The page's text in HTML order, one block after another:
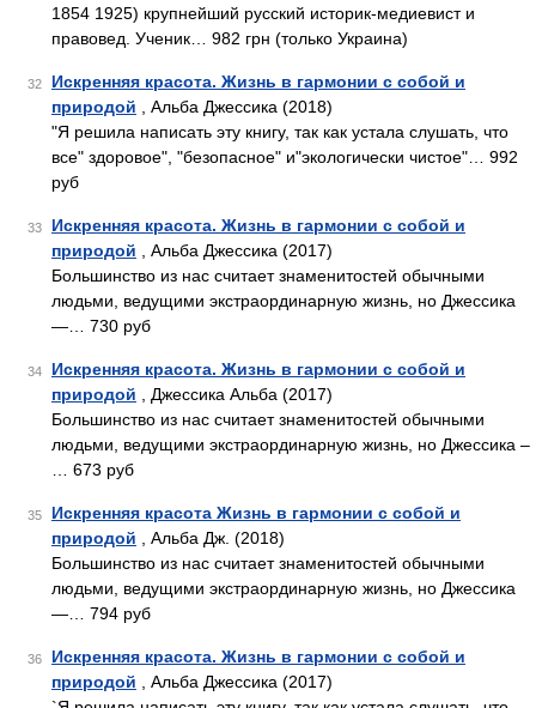
1854 1925) крупнейший русский историк-медиевист и
правовед. Ученик… 982 грн (только Украина)
32
Искренняя красота. Жизнь в гармонии с собой и
природой , Альба Джессика (2018)
"Я решила написать эту книгу, так как устала слушать, что
все" здоровое", "безопасное" и"экологически чистое"… 992
руб
33
Искренняя красота. Жизнь в гармонии с собой и
природой , Альба Джессика (2017)
Большинство из нас считает знаменитостей обычными
людьми, ведущими экстраординарную жизнь, но Джессика
—… 730 руб
34
Искренняя красота. Жизнь в гармонии с собой и
природой , Джессика Альба (2017)
Большинство из нас считает знаменитостей обычными
людьми, ведущими экстраординарную жизнь, но Джессика –
… 673 руб
35
Искренняя красота Жизнь в гармонии с собой и
природой , Альба Дж. (2018)
Большинство из нас считает знаменитостей обычными
людьми, ведущими экстраординарную жизнь, но Джессика
—… 794 руб
36
Искренняя красота. Жизнь в гармонии с собой и
природой , Альба Джессика (2017)